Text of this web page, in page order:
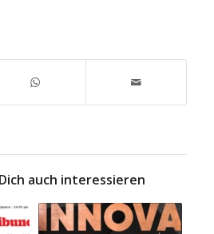
auch interessieren